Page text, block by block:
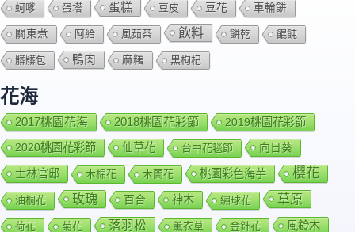
蚵嗲 蛋塔 蛋糕 豆皮 豆花 車輪餅
關東煮 阿給 風茹茶 飲料 餅乾 餛飩
髒髒包 鴨肉 麻糬 黑枸杞
花海
2017桃園花海 2018桃園花彩節
2019桃園花彩節
2020桃園花彩節
仙草花 台中花毯節 向日葵
士林官邸 木棉花 木蘭花 桃園彩色海芋 櫻花
油桐花 玫瑰 百合 神木 繡球花 草原
荷花 菊花 落羽松 薰衣草 金針花 風鈴木